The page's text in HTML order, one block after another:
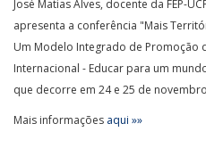
José Matias Alves, docente da FEP-
apresenta a conferência "Mais
Um Modelo Integrado de Promoção
Internacional - Educar para um
que decorre em 24 e 25 de
Mais informações aqui »»